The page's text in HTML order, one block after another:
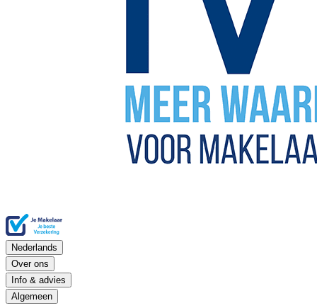
Nederlands
Over ons
Info & advies
Algemeen